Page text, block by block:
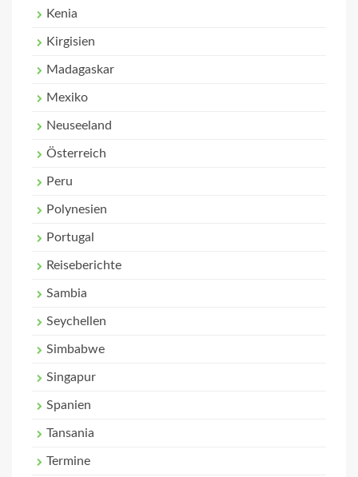
Kenia
Kirgisien
Madagaskar
Mexiko
Neuseeland
Österreich
Peru
Polynesien
Portugal
Reiseberichte
Sambia
Seychellen
Simbabwe
Singapur
Spanien
Tansania
Termine